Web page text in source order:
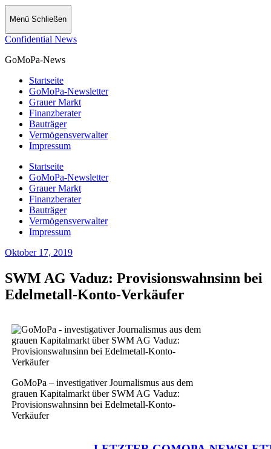
Menü Schließen
Confidential News
GoMoPa-News
Startseite
GoMoPa-Newsletter
Grauer Markt
Finanzberater
Bauträger
Vermögensverwalter
Impressum
Startseite
GoMoPa-Newsletter
Grauer Markt
Finanzberater
Bauträger
Vermögensverwalter
Impressum
Oktober 17, 2019
SWM AG Vaduz: Provisionswahnsinn bei
Edelmetall-Konto-Verkäufer
GoMoPa – investigativer Journalismus aus dem
grauen Kapitalmarkt über SWM AG Vaduz:
Provisionswahnsinn bei Edelmetall-Konto-
Verkäufer